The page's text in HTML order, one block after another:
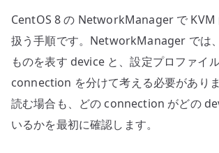
CentOS 8 の NetworkManager で
扱う手順です。NetworkManager では
ものを表す device と、設定プロファイ
connection を分けて考える必要があり
読む場合も、どの connection がどの
いるかを最初に確認します。